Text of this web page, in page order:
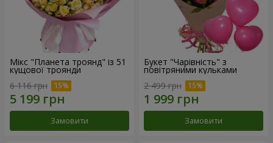
Мікс "Планета троянд" із 51
кущової троянди
6 116 грн
Замовити
Букет "Чарівність" з
повітряними кульками
2 499 грн
Замовити